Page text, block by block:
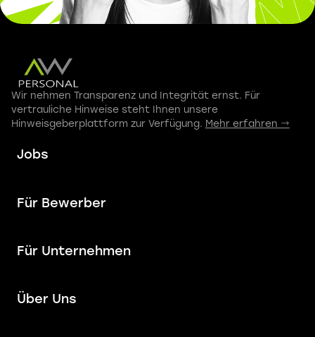
Wir nehmen Transparenz und Integrität ernst. Für
vertrauliche Hinweise steht Ihnen unsere
Hinweisgeberplattform zur Verfügung. Mehr erfahren →
Jobs
Für Bewerber
Für Unternehmen
Über Uns